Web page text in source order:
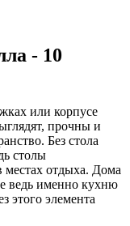
- 10
или корпусе
прочны и
Без стола
столы
местах отдыха. Дома
ведь именно кухню
этого элемента